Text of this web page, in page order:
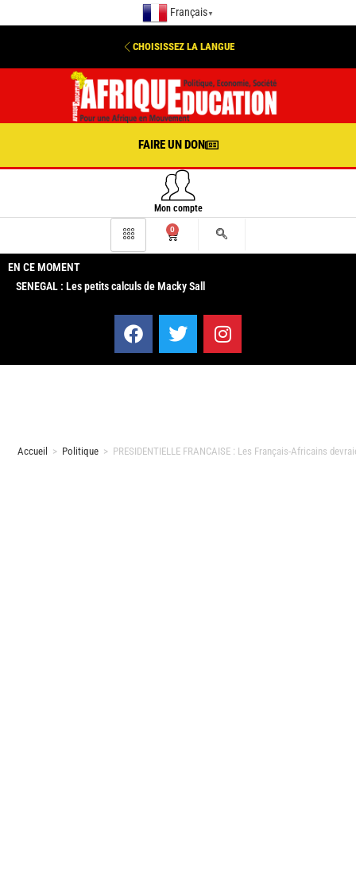
Français ▼
CHOISISSEZ LA LANGUE
FAIRE UN DON
Mon compte
0
EN CE MOMENT
SENEGAL : Les petits calculs de Macky Sall
Accueil > Politique > PRESIDENTIELLE FRANCAISE : Les Français-Africains